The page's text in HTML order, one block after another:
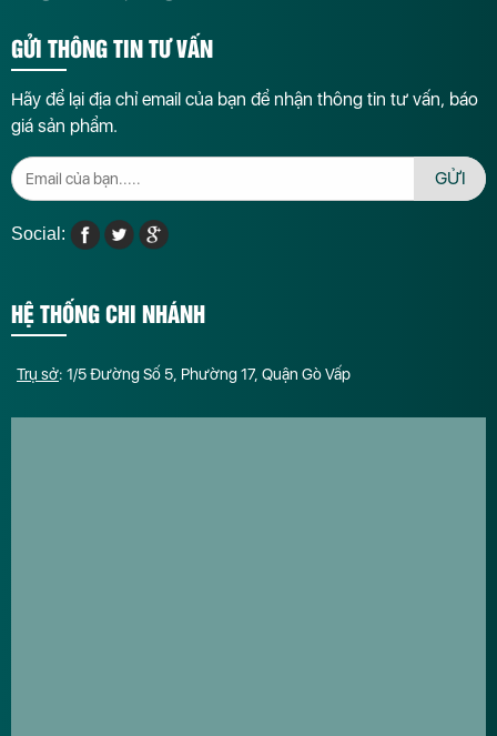
GỬI THÔNG TIN TƯ VẤN
Hãy để lại địa chỉ email của bạn để nhận thông tin tư vấn, báo
giá sản phẩm.
GỬI
Social:
HỆ THỐNG CHI NHÁNH
Trụ sở: 1/5 Đường Số 5, Phường 17, Quận Gò Vấp